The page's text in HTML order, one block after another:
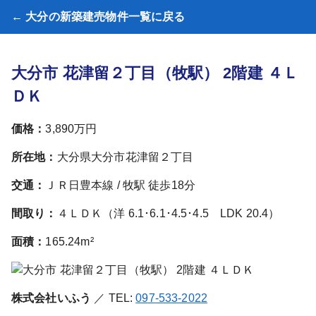
← 大分の新築建売物件一覧に戻る
大分市 花津留２丁目（牧駅） 2階建 ４Ｌ
ＤＫ
価格：3,890万円
所在地： 大分県大分市花津留２丁目
交通： ＪＲ日豊本線 / 牧駅 徒歩18分
間取り： ４ＬＤＫ（洋 6.1･6.1･4.5･4.5 LDK 20.4）
面積： 165.24m²
株式会社いふう ／ TEL:097-533-2022